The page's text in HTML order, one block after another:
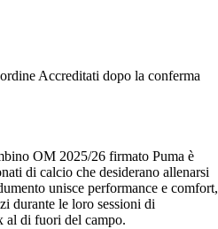
Accreditati dopo la conferma
OM 2025/26 firmato Puma è
di calcio che desiderano allenarsi
unisce performance e comfort,
durante le loro sessioni di
al di fuori del campo.